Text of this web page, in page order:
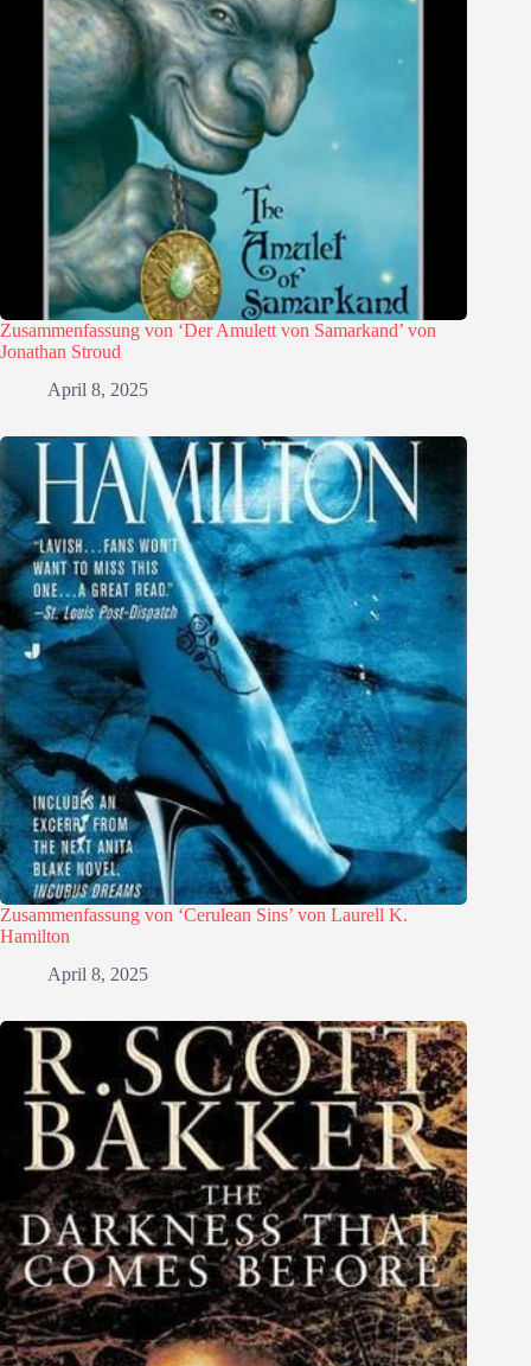
Zusammenfassung von ‘Der Amulett von Samarkand’ von
Jonathan Stroud
April 8, 2025
Zusammenfassung von ‘Cerulean Sins’ von Laurell K.
Hamilton
April 8, 2025